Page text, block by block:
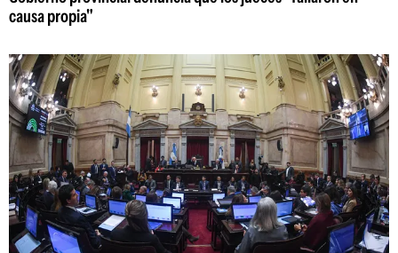
causa propia"